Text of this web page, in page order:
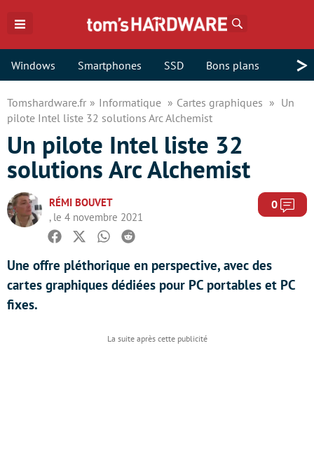
Windows Smartphones SSD Bons plans >
Tomshardware.fr Informatique Cartes graphiques
Un
pilote Intel liste 32 solutions Arc Alchemist
Un pilote Intel liste 32
solutions Arc Alchemist
RÉMI BOUVET
, le 4 novembre 2021
0
Facebook
TwitterWhatsapp
Reddit
Une offre pléthorique en perspective, avec des
cartes graphiques dédiées pour PC portables et PC
fixes.